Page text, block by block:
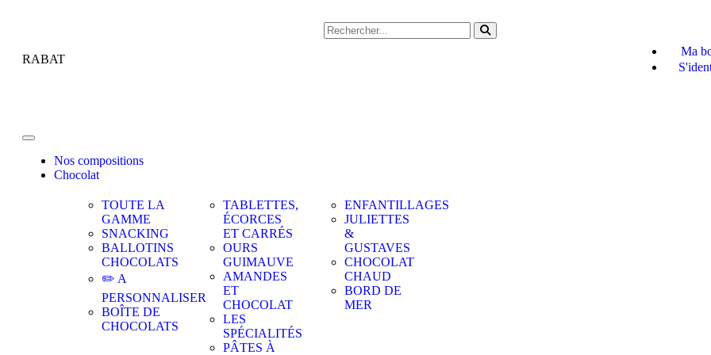
RABAT
Ma
Nos compositions
Chocolat
TOUTE LA
GAMME
SNACKING
BALLOTINS
CHOCOLATS
✏️ A
PERSONNALISER
BOÎTE DE
CHOCOLATS
TABLETTES,
ÉCORCES
ET CARRÉS
OURS
GUIMAUVE
AMANDES
ET
CHOCOLAT
LES
SPÉCIALITÉS
PÂTES À
ENFANTILLAGES
JULIETTES
&
GUSTAVES
CHOCOLAT
CHAUD
BORD DE
MER